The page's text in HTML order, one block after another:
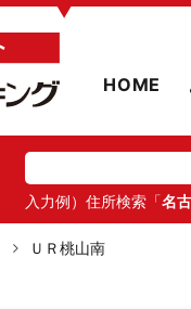
▼
HOME
入力例）住所検索「名
ＵＲ桃山南